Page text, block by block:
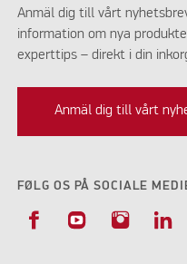
Anmäl dig till vårt
information om nya
experttips – direkt i din
Anmäl dig till vårt
FØLG OS PÅ SOCIALE